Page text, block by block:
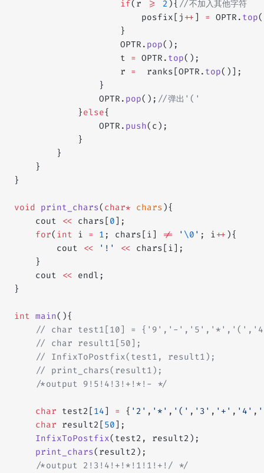
                    if
(r >= 2 ){ //不加入其他字符
                        posfix[j
++ ] = OPTR. top
                    }
                    OPTR.
pop();
                    t
= OPTR. top();
                    r
=
  ranks[OPTR.
top()];
                }
                OPTR.
pop(); //弹出'('
            }
else{
                OPTR.
push(c);
            }
        }
    }
}
void print_chars( char* chars ){
    cout
<< chars[ 0];
    for
( int i = 1 ; chars[i] != ' \0 ' ; i++ ){
        cout
<< '!' << chars[i];
    }
    cout
<< endl;
}
int main(){
// char test1[10] = {'9','-
    // char result1[50];
    // InfixToPostfix(test1, result1);
    // print_chars(result1);
    /*output 9!5!4!3!+!*!- */
    char
test2[ 14] = { '2' , '*' , '(' , '3' , '+' , '4' ,
    char
result2[ 50];
    InfixToPostfix
(test2, result2);
    print_chars
(result2);
    /*output 2!3!4!+!*!1!1!+!/ */